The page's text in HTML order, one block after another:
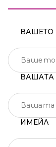
ВАШЕТО
ИМЕЙЛ